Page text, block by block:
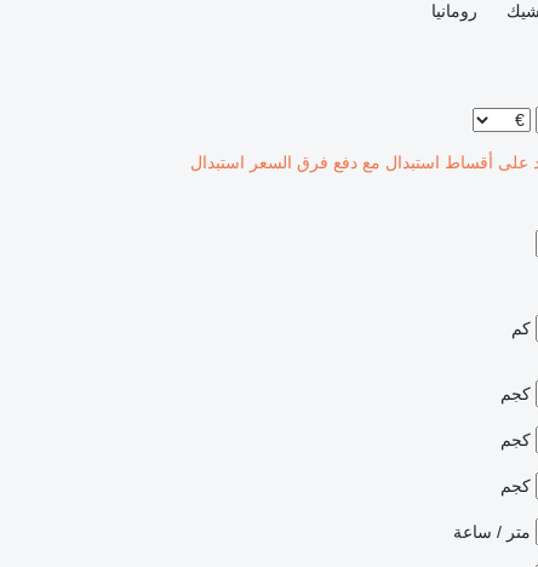
رومانيا
على أقساط استبدال مع دفع فرق السعر استبدال
كم
كجم
كجم
كجم
متر / ساعة